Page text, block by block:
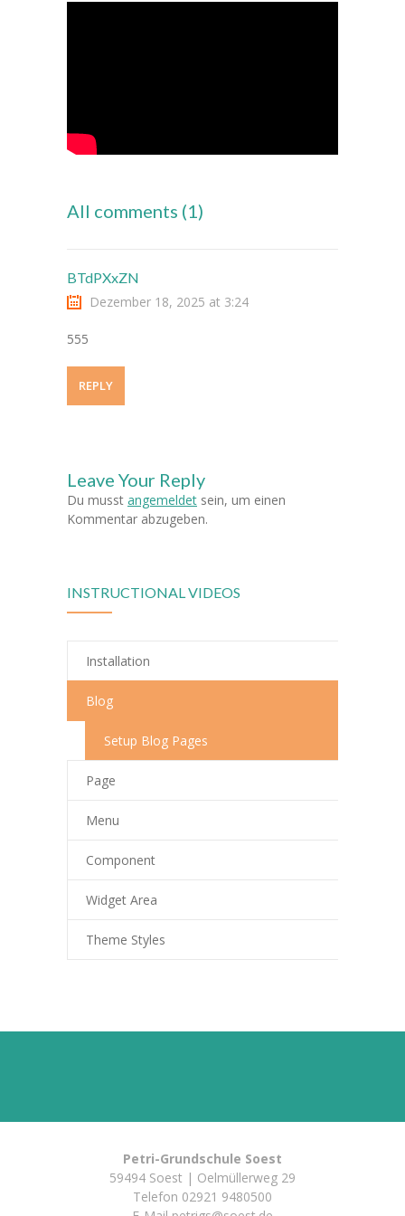
---- Kollegium
---- Schulsozialarbeit
---- Alltagshelferin
---- Betreuung
---- Mitwirkung der Eltern
---- Jahrgang 1
---- Jahrgang 2
---- Jahrgang 4
-- Förderverein
-- Historie
---- Baugeschichte
---- Zahleninfo
---- RektorInnen
Unterricht
-- Allgemein
---- Unterrichtszeiten
---- Deutsch
---- Mathematik
---- Englisch
All comments (1)
BTdPXxZN
Dezember 18, 2025 at 3:24
555
REPLY
Leave Your Reply
Du musst angemeldet sein, um einen
Kommentar abzugeben.
INSTRUCTIONAL VIDEOS
Installation
Blog
Setup Blog Pages
Page
Menu
Component
Widget Area
Theme Styles
Petri-Grundschule Soest
59494 Soest | Oelmüllerweg 29
Telefon 02921 9480500